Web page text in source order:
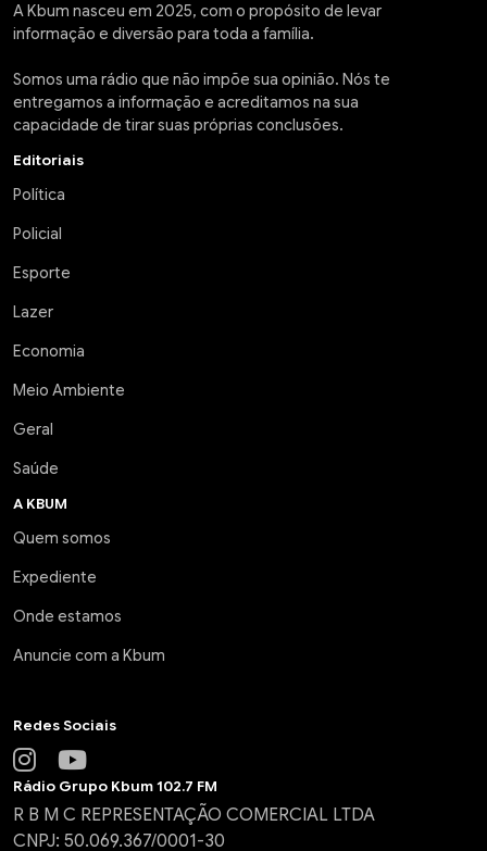
A Kbum nasceu em 2025, com o propósito de levar
informação e diversão para toda a família.
Somos uma rádio que não impõe sua opinião. Nós te
entregamos a informação e acreditamos na sua
capacidade de tirar suas próprias conclusões.
Editoriais
Política
Policial
Esporte
Lazer
Economia
Meio Ambiente
Geral
Saúde
A KBUM
Quem somos
Expediente
Onde estamos
Anuncie com a Kbum
Redes Sociais
Rádio Grupo Kbum 102.7 FM
R B M C REPRESENTAÇÃO COMERCIAL LTDA
CNPJ: 50.069.367/0001-30